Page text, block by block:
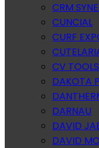
CRM
CUNCIAL
CURF
CV TOOLS
DAKOTA
DARNAU
DAVID
DAVID